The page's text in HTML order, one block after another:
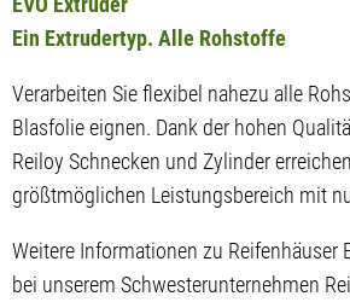
Ein Extrudertyp. Alle Rohstoffe
Verarbeiten Sie flexibel nahezu alle
Blasfolie eignen. Dank der hohen
Reiloy Schnecken und Zylinder
größtmöglichen Leistungsbereich mit
Weitere Informationen zu Reifenhäuser
bei unserem Schwesterunternehmen